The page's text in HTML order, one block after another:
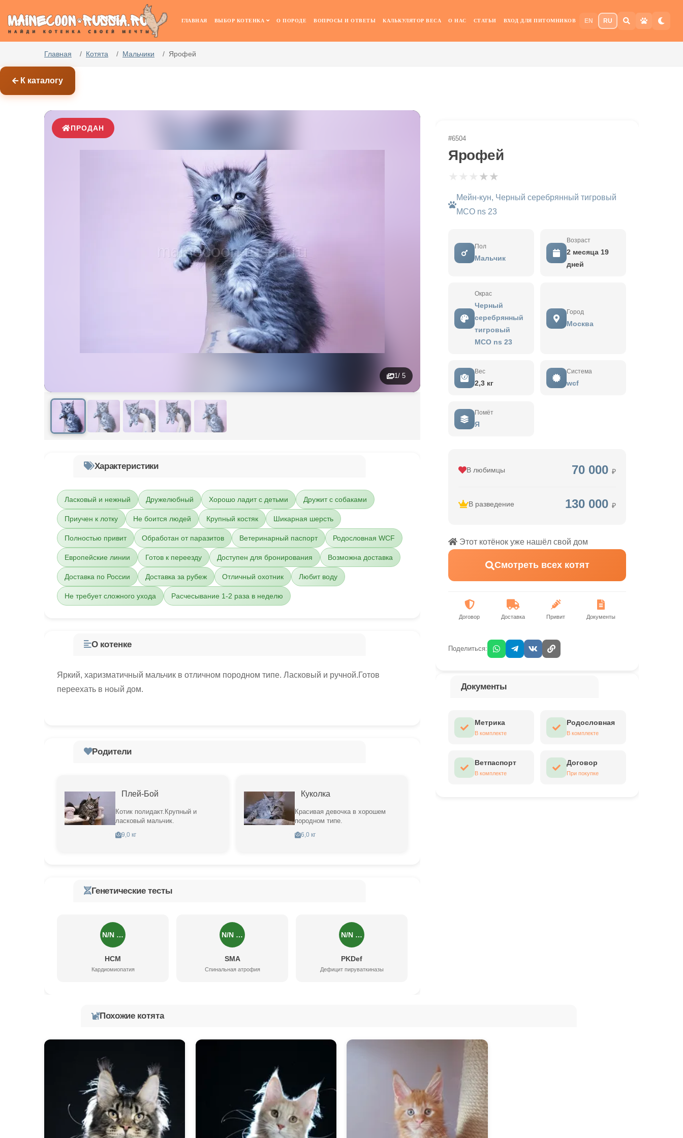
ГЛАВНАЯ ВЫБОР КОТЕНКА О ПОРОДЕ ВОПРОСЫ И ОТВЕТЫ КАЛЬКУЛЯТОР ВЕСА О НАС СТАТЬИ ВХОД ДЛЯ ПИТОМНИКОВ EN RU
Главная Котята Мальчики Ярофей
К каталогу
ПРОДАН
1/ 5
Характеристики
Ласковый и нежный Дружелюбный Хорошо ладит с детьми Дружит с собаками
Приучен к лотку Не боится людей Крупный костяк Шикарная шерсть
Полностью привит Обработан от паразитов Ветеринарный паспорт Родословная WCF
Европейские линии Готов к переезду Доступен для бронирования Возможна доставка
Доставка по России Доставка за рубеж Отличный охотник Любит воду
Не требует сложного ухода Расчесывание 1-2 раза в неделю
О котенке
Яркий, харизматичный мальчик в отличном породном типе. Ласковый и ручной.Готов
переехать в ноый дом.
Родители
Плей-Бой
Котик полидакт.Крупный и
ласковый мальчик.
9,0 кг
Куколка
Красивая девочка в хорошем
породном типе.
6,0 кг
Генетические тесты
N/N …
HCM
Кардиомиопатия
N/N …
SMA
Спинальная атрофия
N/N …
PKDef
Дефицит пируваткиназы
#6504
Ярофей
★★
Мейн-кун, Черный серебрянный тигровый
MCO ns 23
Пол
Мальчик
Возраст
2 месяца 19
дней
Окрас
Черный
серебрянный
тигровый
MCO ns 23
Город
Москва
Вес
2,3 кг
Система
wcf
Помёт
Я
В любимцы 70 000 ₽
В разведение 130 000 ₽
Этот котёнок уже нашёл свой дом
Смотреть всех котят
Договор Доставка Привит Документы
Поделиться:
Документы
Метрика
В комплекте
Родословная
В комплекте
Ветпаспорт
В комплекте
Договор
При покупке
Похожие котята